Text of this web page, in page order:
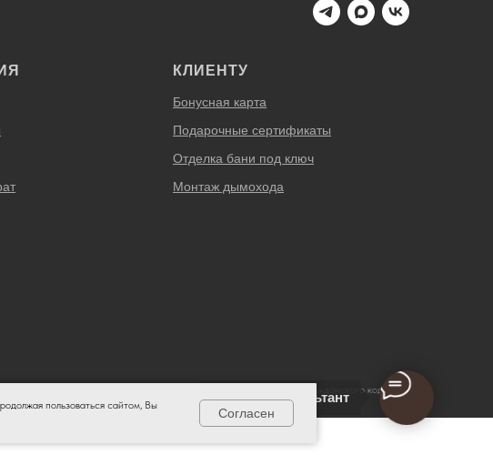
пользоваться сайтом, Вы
Согласен
КЛИЕНТУ
Бонусная карта
Подарочные сертификаты
Отделка бани под ключ
Монтаж дымохода
публичной офертой, определяемой положениями ч. 2 ст. 437 Гражданского кодекса
обращайтесь к сотрудникам магазина Огонь.
Онлайн-консультант